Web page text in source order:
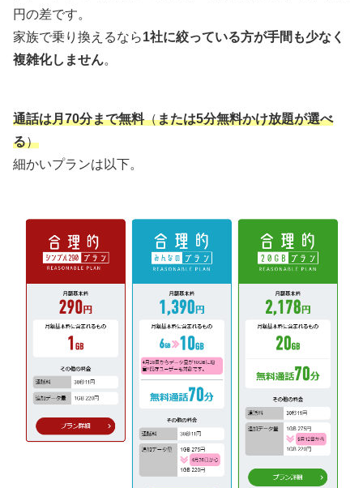
円の差です。
家族で乗り換えるなら1社に絞っている方が手間も少なく
複雑化しません。
通話は月70分まで無料（または5分無料かけ放題が選べ
る）
細かいプランは以下。